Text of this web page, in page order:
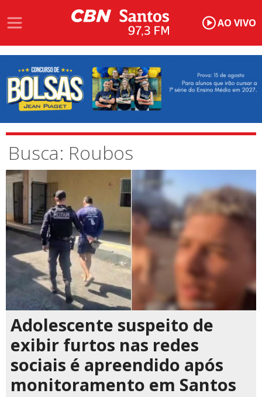
AO VIVO
Busca: Roubos
Adolescente suspeito de
exibir furtos nas redes
sociais é apreendido após
monitoramento em Santos